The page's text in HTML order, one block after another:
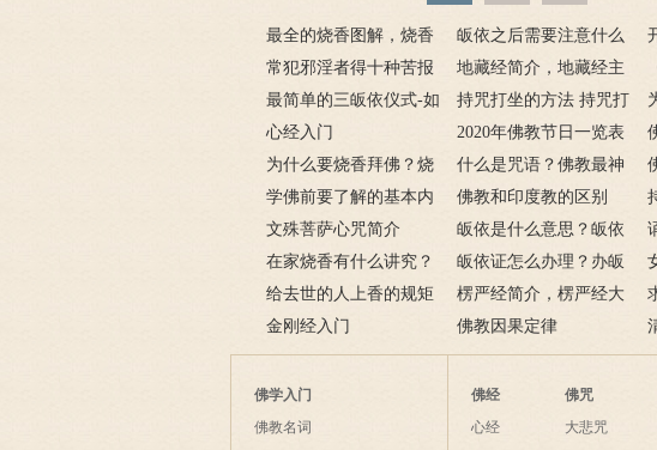
最全的烧香图解，烧香
有何含义与讲究？
皈依之后需要注意什么
吗 皈依佛门后的注意事
项
常犯邪淫者得十种苦报
从婚后出轨事件看出的因
果报应
地藏经简介，地藏经主
要讲什么？
最简单的三皈依仪式-如
何授三皈五戒居士仪轨
持咒打坐的方法 持咒打
坐的姿势图
心经入门 2020年佛教节日一览表
为什么要烧香拜佛？烧
香的含义是什么？
什么是咒语？佛教最神
奇的九个咒语
学佛前要了解的基本内
容
佛教和印度教的区别
文殊菩萨心咒简介
皈依是什么意思？皈依
三宝又是什么意思？
在家烧香有什么讲究？
一些禁忌千万不要触
碰！
皈依证怎么办理？办皈
依证后的忌讳是什么？
给去世的人上香的规矩
楞严经简介，楞严经大
致在讲什么？
金刚经入门 佛教因果定律
佛学入门
佛教名词
佛经
心经
佛咒
大悲咒